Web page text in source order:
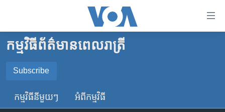
គេហទំព័រ​
ទាក់ទង
រំលង​
កម្ពុជា
អន្តរជាតិ
ចិន
កម្មវិធី​ព័ត៌មាន​ពេលរាត្រី
Subscribe
SUBSCRIBE
កម្មវិធី​នីមួយៗ អំពី​កម្មវិធី​